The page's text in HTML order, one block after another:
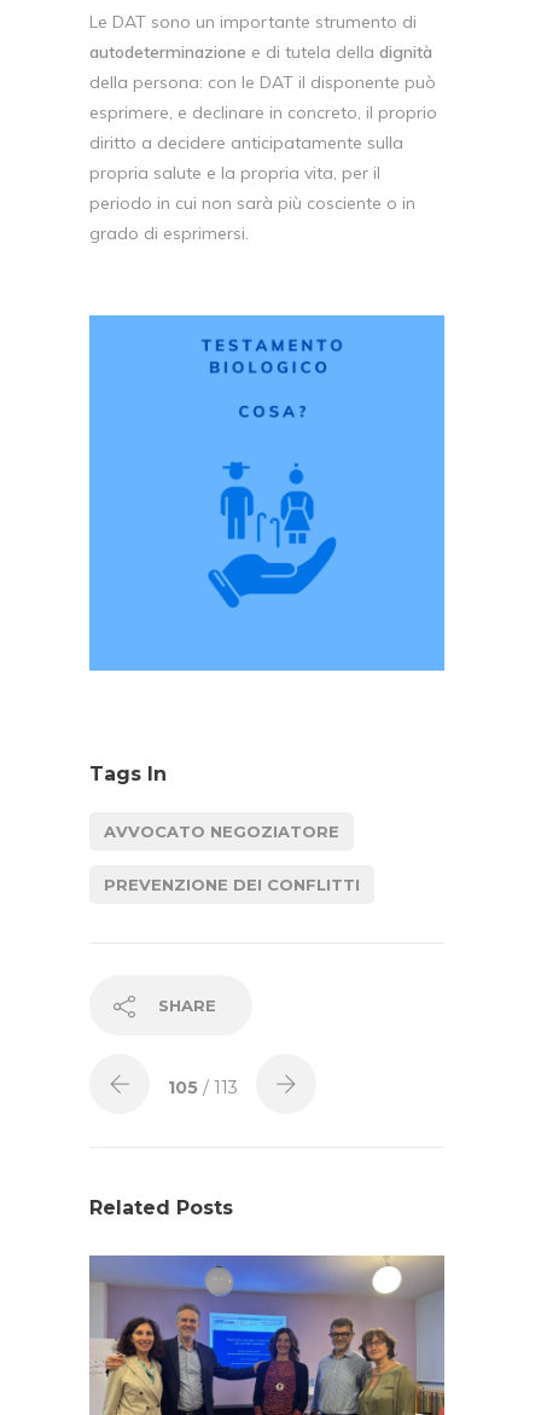
Le DAT sono un importante strumento di
autodeterminazione e di tutela della dignità
della persona: con le DAT il disponente può
esprimere, e declinare in concreto, il proprio
diritto a decidere anticipatamente sulla
propria salute e la propria vita, per il
periodo in cui non sarà più cosciente o in
grado di esprimersi.
Tags In
AVVOCATO NEGOZIATORE
PREVENZIONE DEI CONFLITTI
SHARE
105 / 113
Related Posts